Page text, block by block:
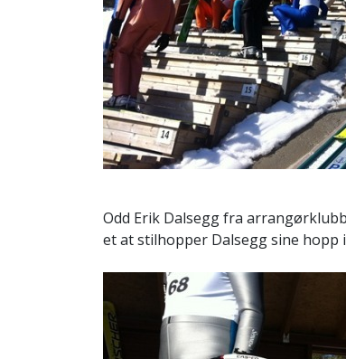
Odd Erik Dalsegg fra
et at stilhopper Dalsegg sine hopp